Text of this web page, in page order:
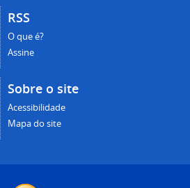
RSS
O que é?
Assine
Sobre o site
Acessibilidade
Mapa do site